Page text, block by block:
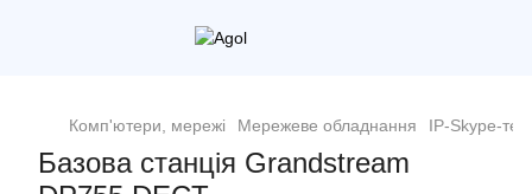
Комп'ютери, мережі Мережеве обладнання IP-Skype-
Базова станція Grandstream